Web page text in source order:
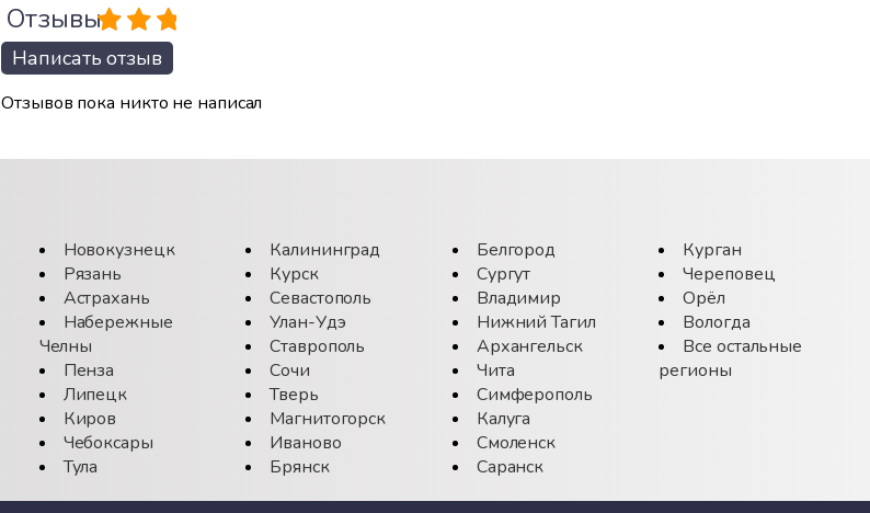
Отзывы
Написать отзыв
Отзывов пока никто не написал
Новокузнецк
Рязань
Астрахань
Набережные
Челны
Пенза
Липецк
Киров
Чебоксары
Тула
Калининград
Курск
Севастополь
Улан-Удэ
Ставрополь
Сочи
Тверь
Магнитогорск
Иваново
Брянск
Белгород
Сургут
Владимир
Нижний Тагил
Архангельск
Чита
Симферополь
Калуга
Смоленск
Саранск
Курган
Череповец
Орёл
Вологда
Все остальные
регионы